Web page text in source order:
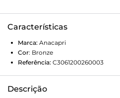
Características
Marca: Anacapri
Cor: Bronze
Referência: C3061200260003
Descrição